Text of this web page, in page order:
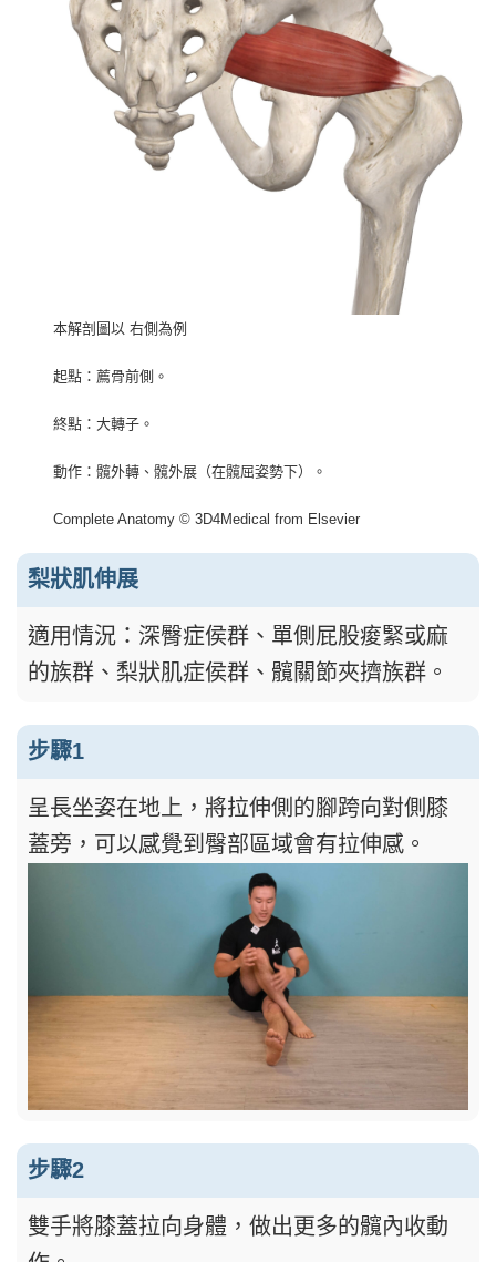
本解剖圖以 右側為例
起點：薦骨前側。
終點：大轉子。
動作：髖外轉、髖外展（在髖屈姿勢下）。
Complete Anatomy © 3D4Medical from Elsevier
梨狀肌伸展
適用情況：深臀症侯群、單側屁股痠緊或麻
的族群、梨狀肌症侯群、髖關節夾擠族群。
步驟1
呈長坐姿在地上，將拉伸側的腳跨向對側膝
蓋旁，可以感覺到臀部區域會有拉伸感。
步驟2
雙手將膝蓋拉向身體，做出更多的髖內收動